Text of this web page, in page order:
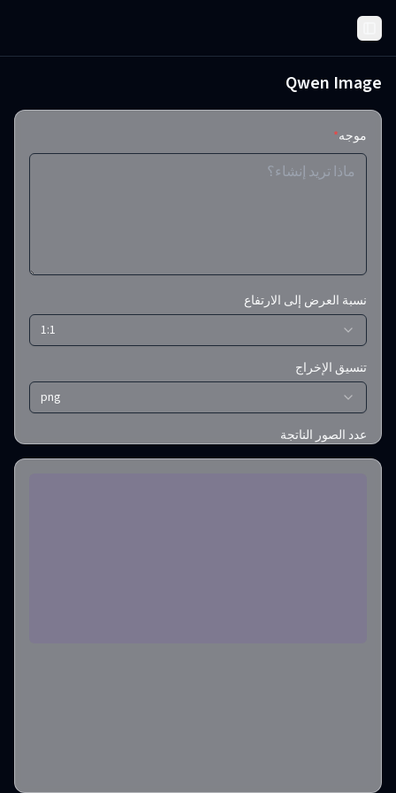
Toggle Sidebar
Qwen Image
موجه*
نسبة العرض إلى الارتفاع
1:1
تنسيق الإخراج
png
عدد الصور الناتجة
1